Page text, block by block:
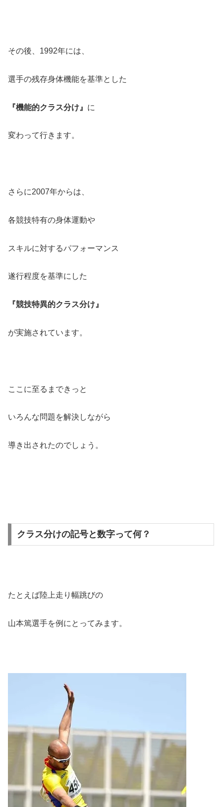
その後、1992年には、
選手の残存身体機能を基準とした
『機能的クラス分け』 に
変わって行きます。
さらに2007年からは、
各競技特有の身体運動や
スキルに対するパフォーマンス
遂行程度を基準にした
『競技特異的クラス分け』
が実施されています。
ここに至るまできっと
いろんな問題を解決しながら
導き出されたのでしょう。
クラス分けの記号と数字って何？
たとえば陸上走り幅跳びの
山本篤選手を例にとってみます。